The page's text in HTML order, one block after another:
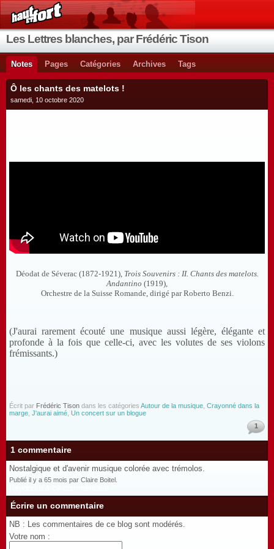
Les Lettres blanches, par Frédéric Tison
Notes Pages Catégories Archives Tags
Ô les chants des matelots !
samedi, 10 octobre 2020
Déodat de Séverac (1872-1921), Trois Souvenirs : II. Chants des matelots.
Andantino (1919),
Orchestre de la Suisse Romande, dirigé par Roberto Benzi.
(J'aurai rarement écouté une musique aussi légère, élégante et
profonde à la fois que celle-ci, avec les volutes de ses violons
frémissants.)
Écrit par Frédéric Tison dans les catégories Autour de la musique Crayonné dans la
marge J'aurai aimé Un concert sur un blogue
1
1 commentaire
Nostalgique et d'avenir musique colorée avec trémolos.
Publié il y a 65 mois par Claire Boitel.
Écrire un commentaire
NB : Les commentaires de ce blog sont modérés.
Votre nom :